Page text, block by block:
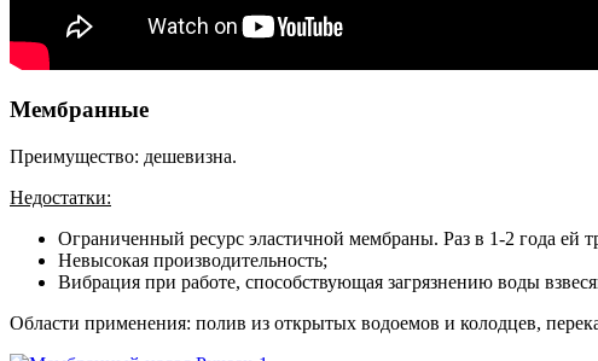
Мембранные
Преимущество: дешевизна.
Недостатки:
Ограниченный ресурс эластичной мембраны. Раз в 1-2 года ей
Невысокая производительность;
Вибрация при работе, способствующая загрязнению воды
Области применения: полив из открытых водоемов и колодцев,